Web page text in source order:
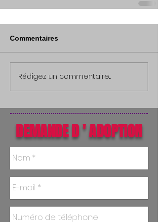
Commentaires
Rédigez un commentaire...
DEMANDE D ' ADOPTION